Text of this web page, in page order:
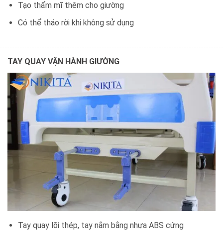
Tạo thẩm mĩ thêm cho giường
Có thể tháo rời khi không sử dụng
TAY QUAY VẬN HÀNH GIƯỜNG
Tay quay lõi thép, tay nắm bằng nhựa ABS cứng